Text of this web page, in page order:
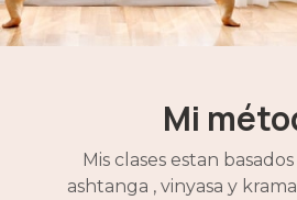
Mi
Mis clases estan
ashtanga , vinyasa y